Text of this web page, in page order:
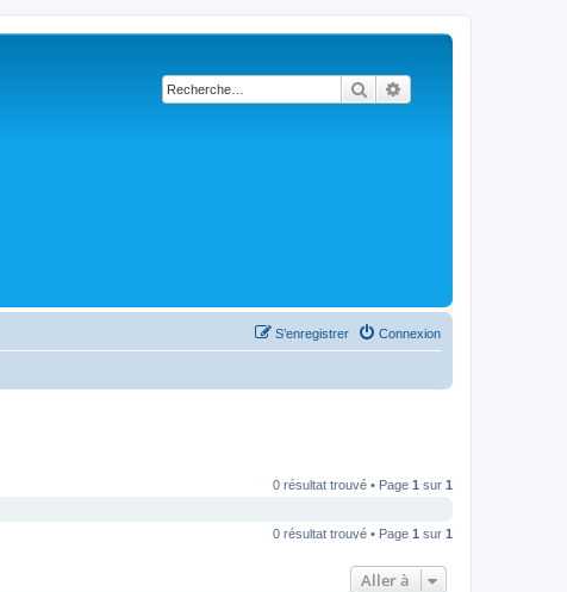
Rechercher
Connexion
S’enregistrer
0 résultat trouvé • Page 1 sur 1
0 résultat trouvé • Page 1 sur 1
Aller à